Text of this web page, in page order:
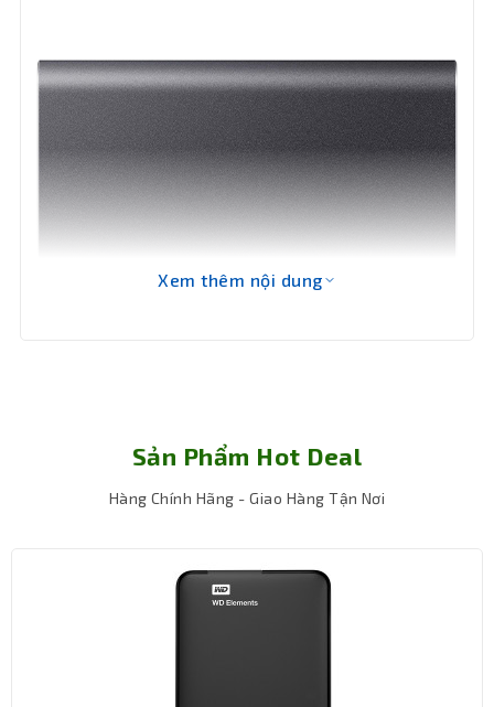
Xem thêm nội dung
Sản Phẩm Hot Deal
Hàng Chính Hãng - Giao Hàng Tận Nơi